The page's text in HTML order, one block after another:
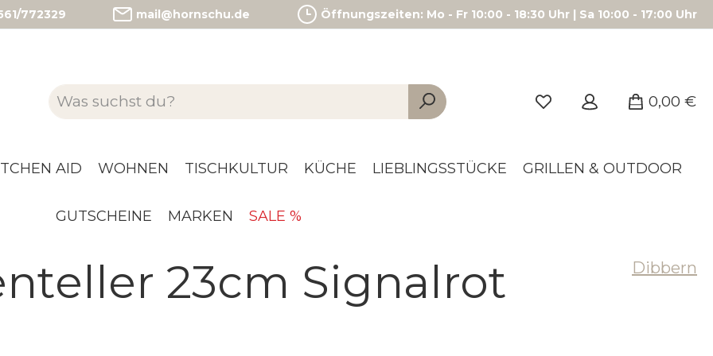
772329 mail@hornschu.de Öffnungszeiten: Mo - Fr 10:00 - 18:30 Uhr | Sa 10:00 - 17:00 Uhr
0,00 €
AID WOHNEN TISCHKULTUR KÜCHE LIEBLINGSSTÜCKE GRILLEN & OUTDOOR
GUTSCHEINE MARKEN SALE %
23cm Signalrot
Dibbern